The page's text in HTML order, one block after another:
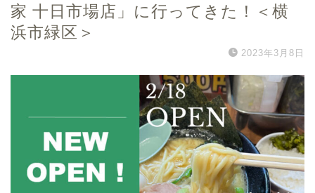
家 十日市場店」に行ってきた！＜横
浜市緑区＞
2023年3月8日